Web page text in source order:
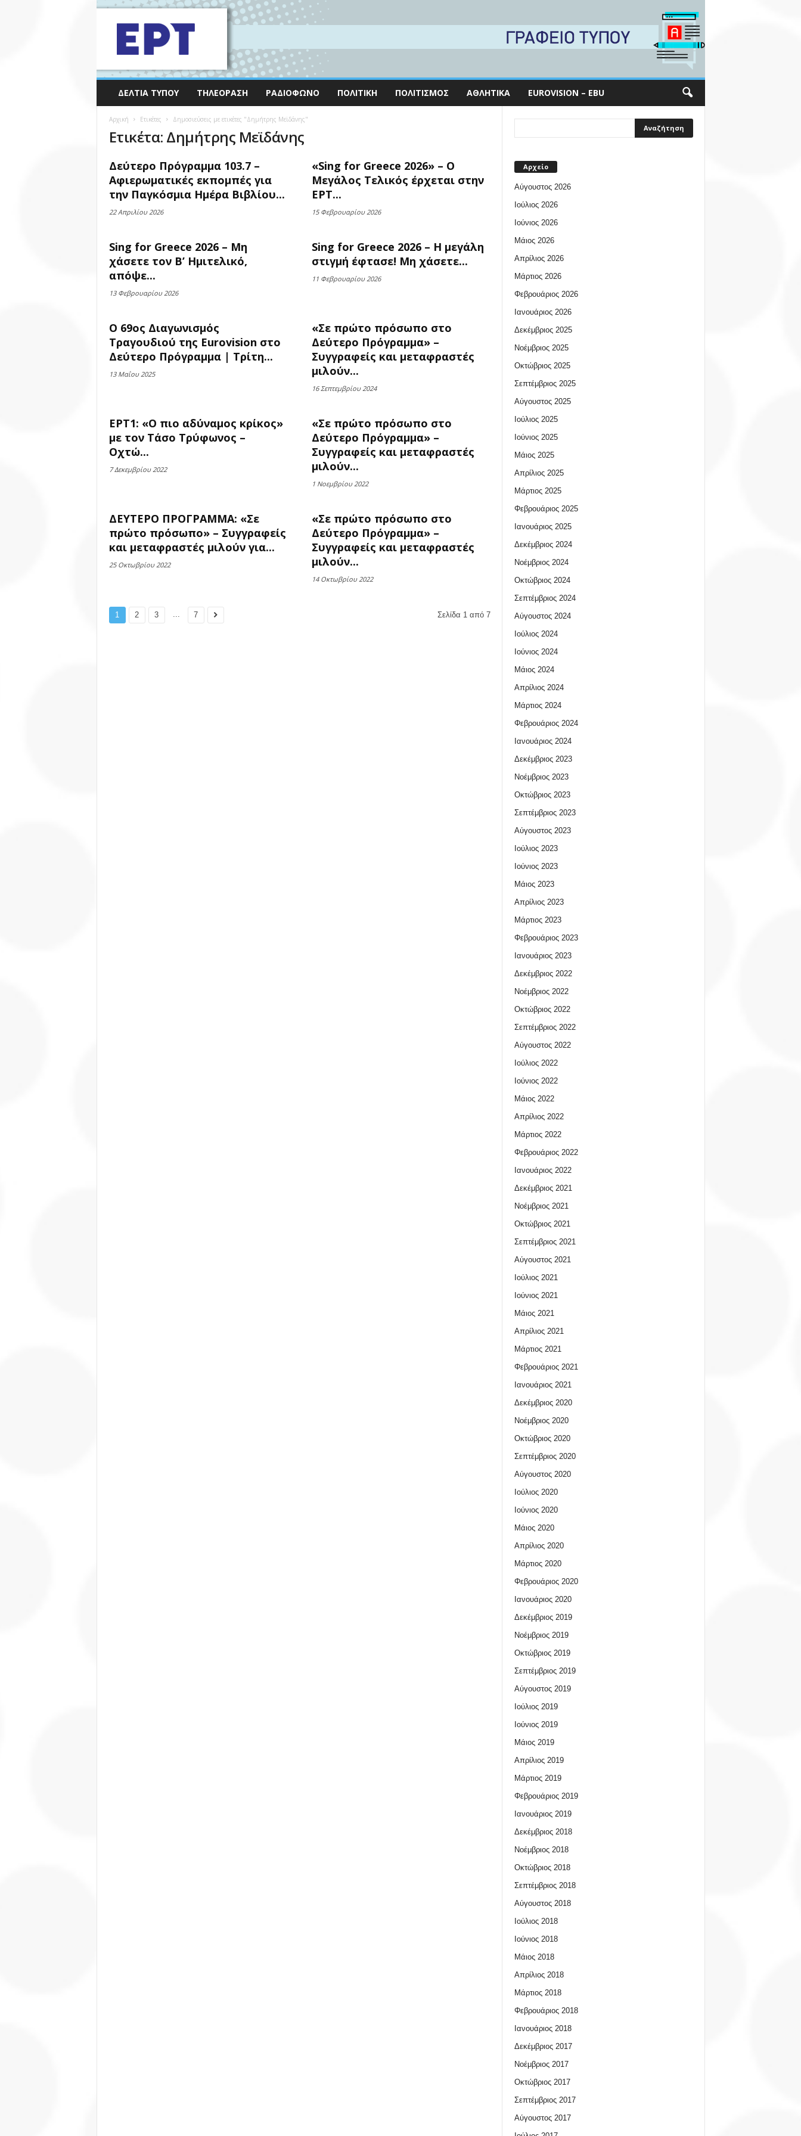
ΔΕΛΤΊΑ ΤΎΠΟΥ ΤΗΛΕΌΡΑΣΗ ΡΑΔΙΌΦΩΝΟ ΠΟΛΙΤΙΚΉ ΠΟΛΙΤΙΣΜΌΣ ΑΘΛΗΤΙΚΆ EUROVISION – EBU
Αρχική Ετικέτες Δημοσιεύσεις με ετικέτες "Δημήτρης Μεϊδάνης"
Ετικέτα: Δημήτρης Μεϊδάνης
Δεύτερο Πρόγραμμα 103.7 –
Αφιερωματικές εκπομπές για
την Παγκόσμια Ημέρα Βιβλίου...
22 Απριλίου 2026
«Sing for Greece 2026» – Ο
Μεγάλος Τελικός έρχεται στην
ΕΡΤ...
15 Φεβρουαρίου 2026
Sing for Greece 2026 – Μη
χάσετε τον Β’ Ημιτελικό,
απόψε...
13 Φεβρουαρίου 2026
Sing for Greece 2026 – Η μεγάλη
στιγμή έφτασε! Μη χάσετε...
11 Φεβρουαρίου 2026
Ο 69ος Διαγωνισμός
Τραγουδιού της Eurovision στο
Δεύτερο Πρόγραμμα | Τρίτη...
13 Μαΐου 2025
«Σε πρώτο πρόσωπο στο
Δεύτερο Πρόγραμμα» –
Συγγραφείς και μεταφραστές
μιλούν...
16 Σεπτεμβρίου 2024
ΕΡΤ1: «Ο πιο αδύναμος κρίκος»
με τον Τάσο Τρύφωνος –
Οχτώ...
7 Δεκεμβρίου 2022
«Σε πρώτο πρόσωπο στο
Δεύτερο Πρόγραμμα» –
Συγγραφείς και μεταφραστές
μιλούν...
1 Νοεμβρίου 2022
ΔΕΥΤΕΡΟ ΠΡΟΓΡΑΜΜΑ: «Σε
πρώτο πρόσωπο» – Συγγραφείς
και μεταφραστές μιλούν για...
25 Οκτωβρίου 2022
«Σε πρώτο πρόσωπο στο
Δεύτερο Πρόγραμμα» –
Συγγραφείς και μεταφραστές
μιλούν...
14 Οκτωβρίου 2022
1 2 3 ... 7 Σελίδα 1 από 7
Αρχείο
Αύγουστος 2026
Ιούλιος 2026
Ιούνιος 2026
Μάιος 2026
Απρίλιος 2026
Μάρτιος 2026
Φεβρουάριος 2026
Ιανουάριος 2026
Δεκέμβριος 2025
Νοέμβριος 2025
Οκτώβριος 2025
Σεπτέμβριος 2025
Αύγουστος 2025
Ιούλιος 2025
Ιούνιος 2025
Μάιος 2025
Απρίλιος 2025
Μάρτιος 2025
Φεβρουάριος 2025
Ιανουάριος 2025
Δεκέμβριος 2024
Νοέμβριος 2024
Οκτώβριος 2024
Σεπτέμβριος 2024
Αύγουστος 2024
Ιούλιος 2024
Ιούνιος 2024
Μάιος 2024
Απρίλιος 2024
Μάρτιος 2024
Φεβρουάριος 2024
Ιανουάριος 2024
Δεκέμβριος 2023
Νοέμβριος 2023
Οκτώβριος 2023
Σεπτέμβριος 2023
Αύγουστος 2023
Ιούλιος 2023
Ιούνιος 2023
Μάιος 2023
Απρίλιος 2023
Μάρτιος 2023
Φεβρουάριος 2023
Ιανουάριος 2023
Δεκέμβριος 2022
Νοέμβριος 2022
Οκτώβριος 2022
Σεπτέμβριος 2022
Αύγουστος 2022
Ιούλιος 2022
Ιούνιος 2022
Μάιος 2022
Απρίλιος 2022
Μάρτιος 2022
Φεβρουάριος 2022
Ιανουάριος 2022
Δεκέμβριος 2021
Νοέμβριος 2021
Οκτώβριος 2021
Σεπτέμβριος 2021
Αύγουστος 2021
Ιούλιος 2021
Ιούνιος 2021
Μάιος 2021
Απρίλιος 2021
Μάρτιος 2021
Φεβρουάριος 2021
Ιανουάριος 2021
Δεκέμβριος 2020
Νοέμβριος 2020
Οκτώβριος 2020
Σεπτέμβριος 2020
Αύγουστος 2020
Ιούλιος 2020
Ιούνιος 2020
Μάιος 2020
Απρίλιος 2020
Μάρτιος 2020
Φεβρουάριος 2020
Ιανουάριος 2020
Δεκέμβριος 2019
Νοέμβριος 2019
Οκτώβριος 2019
Σεπτέμβριος 2019
Αύγουστος 2019
Ιούλιος 2019
Ιούνιος 2019
Μάιος 2019
Απρίλιος 2019
Μάρτιος 2019
Φεβρουάριος 2019
Ιανουάριος 2019
Δεκέμβριος 2018
Νοέμβριος 2018
Οκτώβριος 2018
Σεπτέμβριος 2018
Αύγουστος 2018
Ιούλιος 2018
Ιούνιος 2018
Μάιος 2018
Απρίλιος 2018
Μάρτιος 2018
Φεβρουάριος 2018
Ιανουάριος 2018
Δεκέμβριος 2017
Νοέμβριος 2017
Οκτώβριος 2017
Σεπτέμβριος 2017
Αύγουστος 2017